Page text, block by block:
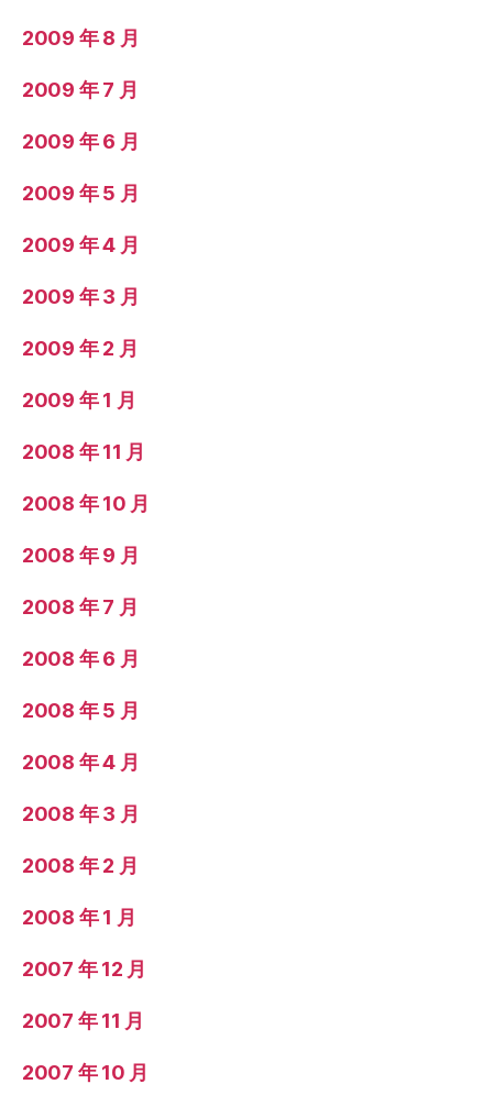
2009 年 8 月
2009 年 7 月
2009 年 6 月
2009 年 5 月
2009 年 4 月
2009 年 3 月
2009 年 2 月
2009 年 1 月
2008 年 11 月
2008 年 10 月
2008 年 9 月
2008 年 7 月
2008 年 6 月
2008 年 5 月
2008 年 4 月
2008 年 3 月
2008 年 2 月
2008 年 1 月
2007 年 12 月
2007 年 11 月
2007 年 10 月